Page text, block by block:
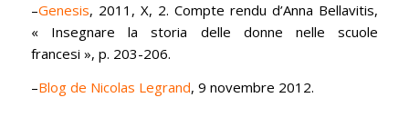
–Genesis, 2011, X, 2. Compte rendu d’Anna Bellavitis,
« Insegnare la storia delle donne nelle scuole
francesi », p. 203-206.
–Blog de Nicolas Legrand, 9 novembre 2012.